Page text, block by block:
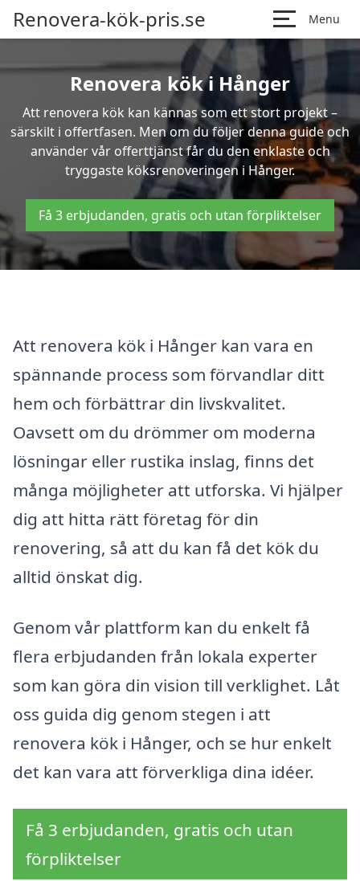
Renovera-kök-pris.se Menu
Renovera kök i Hånger
Att renovera kök kan kännas som ett stort projekt –
särskilt i offertfasen. Men om du följer denna guide och
använder vår offerttjänst får du den enklaste och
tryggaste köksrenoveringen i Hånger.
Få 3 erbjudanden, gratis och utan förpliktelser
Att renovera kök i Hånger kan vara en
spännande process som förvandlar ditt
hem och förbättrar din livskvalitet.
Oavsett om du drömmer om moderna
lösningar eller rustika inslag, finns det
många möjligheter att utforska. Vi hjälper
dig att hitta rätt företag för din
renovering, så att du kan få det kök du
alltid önskat dig.
Genom vår plattform kan du enkelt få
flera erbjudanden från lokala experter
som kan göra din vision till verklighet. Låt
oss guida dig genom stegen i att
renovera kök i Hånger, och se hur enkelt
det kan vara att förverkliga dina idéer.
Få 3 erbjudanden, gratis och utan
förpliktelser